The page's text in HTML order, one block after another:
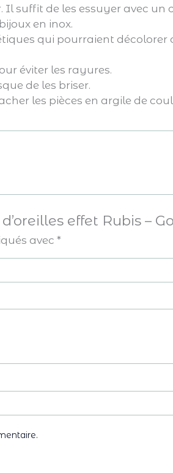
suffit de les essuyer avec un
en inox.
qui pourraient
éviter les rayures.
de les briser.
les pièces en argile de
effet Rubis –
avec*